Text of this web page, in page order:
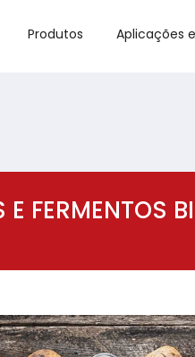
Produtos Aplicações
E FERMENTOS